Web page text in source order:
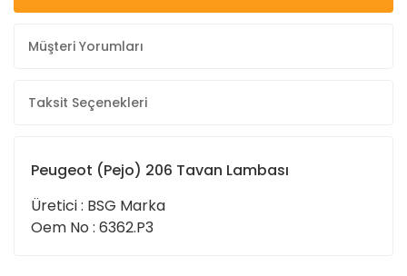
Müşteri Yorumları
Taksit Seçenekleri
Peugeot (Pejo) 206 Tavan Lambası
Üretici : BSG Marka
Oem No : 6362.P3